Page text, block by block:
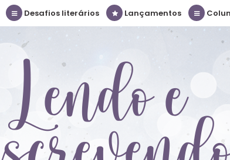
Desafios literários Lançamentos